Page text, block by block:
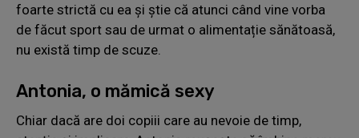
foarte strictă cu ea și știe că atunci când vine vorba
de făcut sport sau de urmat o alimentație sănătoasă,
nu există timp de scuze.
Antonia, o mămică sexy
Chiar dacă are doi copiii care au nevoie de timp,